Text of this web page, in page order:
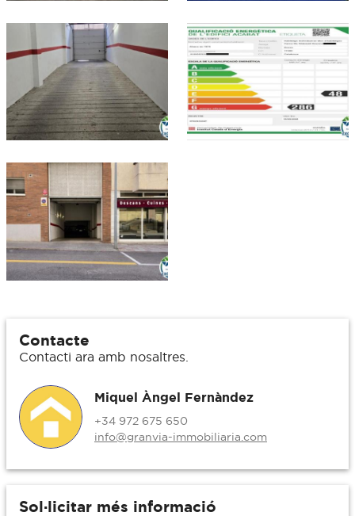
Contacte
Contacti ara amb nosaltres.
Miquel Àngel Fernàndez
+34 972 675 650
info@granvia-immobiliaria.com
Sol·licitar més informació